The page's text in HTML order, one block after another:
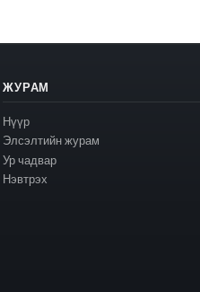
ЖУРАМ
Нүүр
Элсэлтийн журам
Ур чадвар
Нэвтрэх